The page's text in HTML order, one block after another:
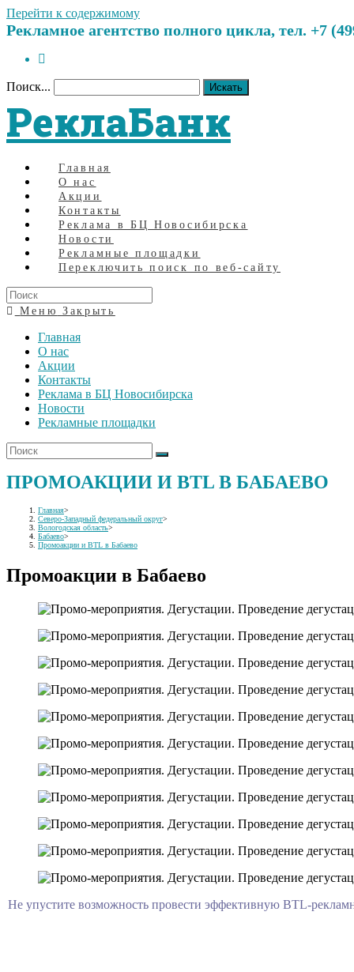
Перейти к содержимому
Рекламное агентство полного цикла, тел. +7
Поиск... Искать
РеклаБанк
Главная
О нас
Акции
Контакты
Реклама в БЦ Новосибирска
Новости
Рекламные площадки
Переключить поиск по веб-сайту
Меню Закрыть
Главная
О нас
Акции
Контакты
Реклама в БЦ Новосибирска
Новости
Рекламные площадки
ПРОМОАКЦИИ И BTL В БАБАЕВО
Главная>
Северо-Западный федеральный округ>
Вологодская область>
Бабаево>
Промоакции и BTL в Бабаево
Промоакции в Бабаево
Не упустите возможность провести эффективную BTL-